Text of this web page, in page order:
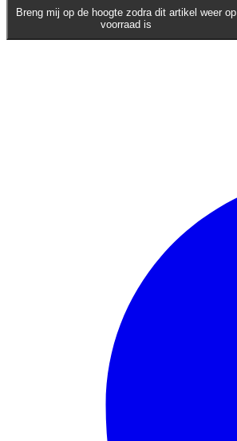
Breng mij op de hoogte zodra dit artikel weer op
voorraad is